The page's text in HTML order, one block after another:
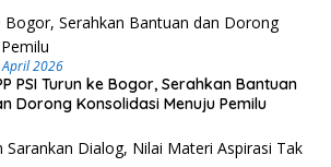
April 2026
PSI Turun ke Bogor, Serahkan Bantuan
Dorong Konsolidasi Menuju Pemilu